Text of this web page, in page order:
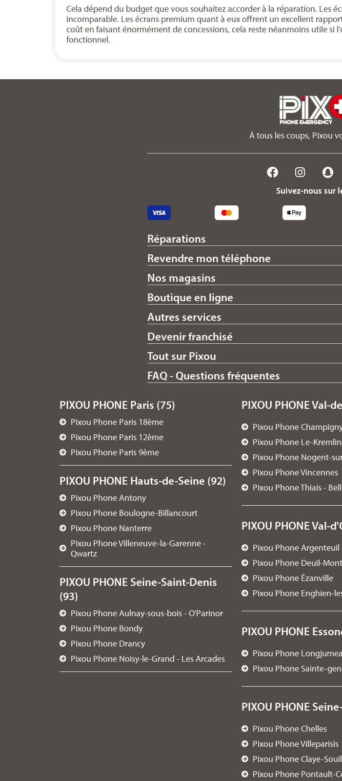
Cela dépend du budget que vous souhaitez accorder à la réparation. Les
incomparable. Les écrans premium quant à eux offrent un excellent
coût en faisant énormément de concessions, cela reste néanmoins utile si
fonctionnel.
À tous les coups, Pixou
Suivez-nous sur
Réparations
Revendre mon téléphone
Nos magasins
Boutique en ligne
Autres services
Devenir franchisé
Tout sur Pixou
FAQ - Questions fréquentes
PIXOU PHONE Paris (75)
Pixou Phone Paris 18ème
Pixou Phone Paris 12ème
Pixou Phone Paris 9ème
PIXOU PHONE Hauts-de-Seine (92)
Pixou Phone Antony
Pixou Phone Boulogne-Billancourt
Pixou Phone Nanterre
Pixou Phone Villeneuve-la-Garenne -
Qwartz
PIXOU PHONE Seine-Saint-Denis
(93)
Pixou Phone Aulnay-sous-bois - O'Parinor
Pixou Phone Bondy
Pixou Phone Drancy
Pixou Phone Noisy-le-Grand - Les Arcades
PIXOU PHONE Val-
Pixou Phone
Pixou Phone Le-
Pixou Phone Nogent-
Pixou Phone Vincennes
Pixou Phone Thiais -
PIXOU PHONE Val-
Pixou Phone Argenteuil
Pixou Phone Deuil-
Pixou Phone Ézanville
Pixou Phone Enghien-
PIXOU PHONE
Pixou Phone
Pixou Phone Sainte-
PIXOU PHONE
Pixou Phone Chelles
Pixou Phone Villeparisis
Pixou Phone Claye-
Pixou Phone Pontault-